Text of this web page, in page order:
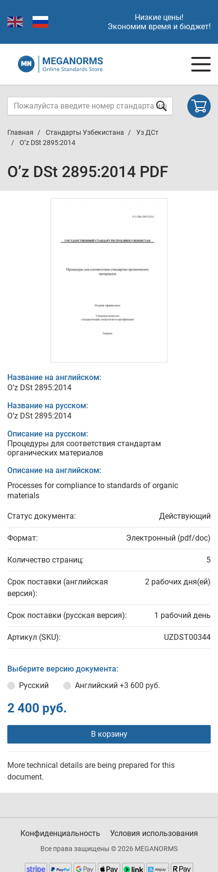
Низкие цены!
Экономим время и бюджет!
Главная Стандарты Узбекистана
Уз ДСт
O’z DSt 2895:2014
O’z DSt 2895:2014 PDF
Название на английском:
O’z DSt 2895:2014
Название на русском:
O’z DSt 2895:2014
Описание на русском:
Процедуры для соответствия стандартам
органических материалов
Описание на английском:
Processes for compliance to standards of organic
materials
Статус документа: Действующий
Формат: Электронный (pdf/doc)
Количество страниц: 5
Срок поставки (английская
версия):
2 рабочих дня(ей)
Срок поставки (русская версия): 1 рабочий день
Артикул (SKU): UZDST00344
Выберите версию документа:
Русский
Английский +3 600 руб.
2 400 руб.
В корзину
More technical details are being prepared for this
document.
Конфиденциальность Условия использования
Все права защищены © 2026 MEGANORMS